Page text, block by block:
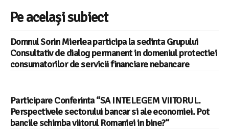
Pe același subiect
Domnul Sorin Mierlea participa la sedinta Grupului
Consultativ de dialog permanent in domeniul protectiei
consumatorilor de servicii financiare nebancare
Participare Conferinta “SA INTELEGEM VIITORUL.
Perspectivele sectorului bancar si ale economiei. Pot
bancile schimba viitorul Romaniei in bine?“